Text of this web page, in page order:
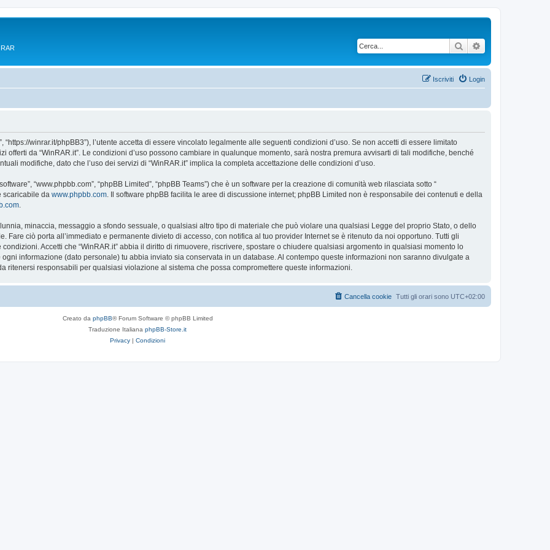
Cerca
Login
Iscriviti
“https://winrar.it/phpBB3”), l’utente accetta di essere vincolato legalmente alle seguenti condizioni d’uso. Se non accetti di essere limitato
offerti da “WinRAR.it”. Le condizioni d’uso possono cambiare in qualunque momento, sarà nostra premura avvisarti di tali modifiche, benché
modifiche, dato che l’uso dei servizi di “WinRAR.it” implica la completa accettazione delle condizioni d’uso.
“www.phpbb.com”, “phpBB Limited”, “phpBB Teams”) che è un software per la creazione di comunità web rilasciata sotto “
scaricabile da www.phpbb.com . Il software phpBB facilita le aree di discussione internet; phpBB Limited non è responsabile dei contenuti e della
minaccia, messaggio a sfondo sessuale, o qualsiasi altro tipo di materiale che può violare una qualsiasi Legge del proprio Stato, o dello
Fare ciò porta all’immediato e permanente divieto di accesso, con notifica al tuo provider Internet se è ritenuto da noi opportuno. Tutti gli
Accetti che “WinRAR.it” abbia il diritto di rimuovere, riscrivere, spostare o chiudere qualsiasi argomento in qualsiasi momento lo
informazione (dato personale) tu abbia inviato sia conservata in un database. Al contempo queste informazioni non saranno divulgate a
ritenersi responsabili per qualsiasi violazione al sistema che possa compromettere queste informazioni.
Tutti gli orari sono UTC+02:00
Cancella cookie
Creato da phpBB® Forum Software © phpBB Limited
Traduzione Italiana phpBB-Store.it
Privacy | Condizioni